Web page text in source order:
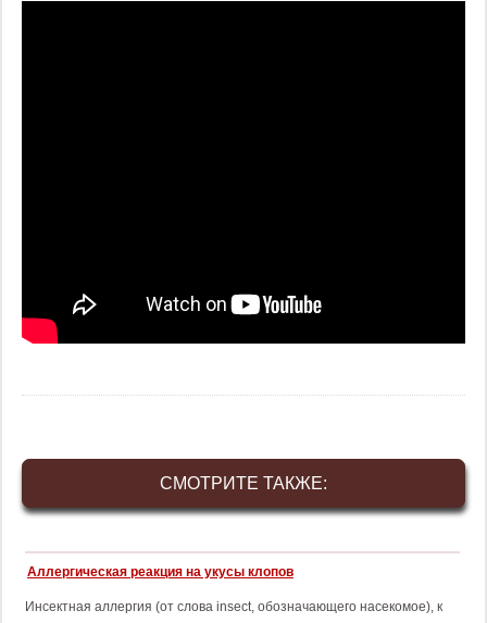
СМОТРИТЕ ТАКЖЕ:
Аллергическая реакция на укусы клопов
Инсектная аллергия (от слова insect, обозначающего насекомое), к